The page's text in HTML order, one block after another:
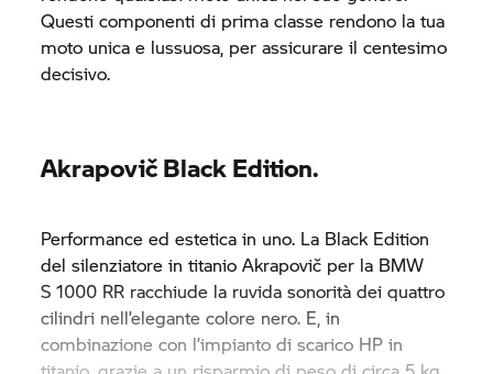
Questi componenti di prima classe rendono la tua
moto unica e lussuosa, per assicurare il centesimo
decisivo.
Akrapovič Black Edition.
Performance ed estetica in uno. La Black Edition
del silenziatore in titanio Akrapovič per la BMW
S 1000 RR racchiude la ruvida sonorità dei quattro
cilindri nell’elegante colore nero. E, in
combinazione con l’impianto di scarico HP in